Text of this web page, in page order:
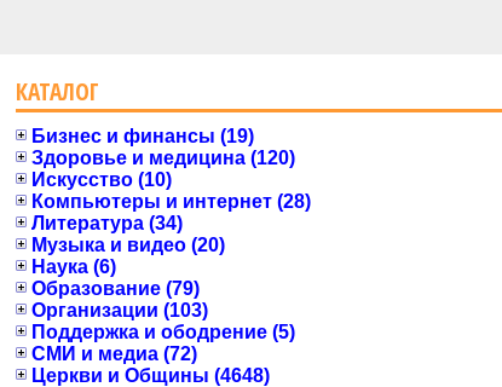
КАТАЛОГ
Бизнес и финансы (19)
Здоровье и медицина (120)
Искусство (10)
Компьютеры и интернет (28)
Литература (34)
Музыка и видео (20)
Наука (6)
Образование (79)
Организации (103)
Поддержка и ободрение (5)
СМИ и медиа (72)
Церкви и Общины (4648)